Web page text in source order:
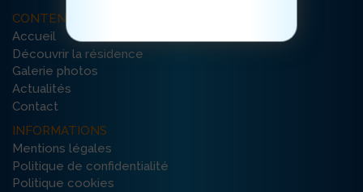
CONTENU DU SITE
Accueil
Découvrir la résidence
Galerie photos
Actualités
Contact
INFORMATIONS
Mentions légales
Politique de confidentialité
Politique cookies